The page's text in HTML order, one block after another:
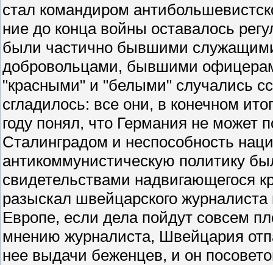
стал командиром
ние до конца войны оставалось
были частично бывшими
добровольцами, бывшими
"красными" и "белыми" случались
сгладилось: все они, в конечном
году понял, что Германия не может
Сталинградом и неспособность
антикоммунистическую политику
свидетельствами надвигающегося
разыскал швейцарского
Европе, если дела пойдут совсем
мнению журналиста, Швейцария
нее выдачи беженцев, и он